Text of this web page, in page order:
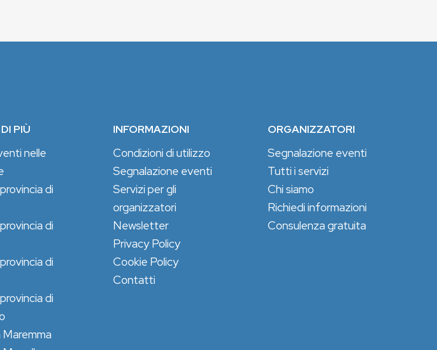
PIÙ
nelle
di
di
di
di
INFORMAZIONI
Condizioni di utilizzo
Segnalazione eventi
Servizi per gli
organizzatori
Newsletter
Privacy Policy
Cookie Policy
Contatti
ORGANIZZATORI
Segnalazione eventi
Tutti i servizi
Chi siamo
Richiedi informazioni
Consulenza gratuita